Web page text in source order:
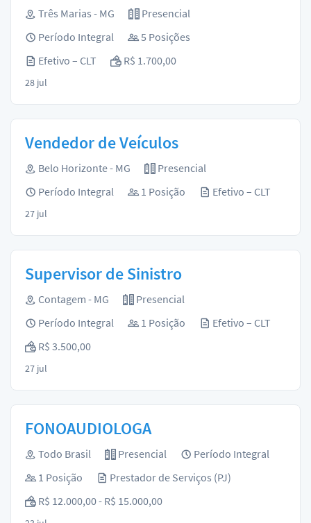
Três Marias - MG
Presencial
Período Integral
5 Posições
Efetivo – CLT
R$ 1.700,00
28 jul
Vendedor de Veículos
Belo Horizonte - MG
Presencial
Período Integral
1 Posição Efetivo – CLT
27 jul
Supervisor de Sinistro
Contagem - MG
Presencial
Período Integral
1 Posição
Efetivo – CLT
R$ 3.500,00
27 jul
FONOAUDIOLOGA
Todo Brasil Presencial
Período Integral
1 Posição
Prestador de Serviços (PJ)
R$ 12.000,00 - R$ 15.000,00